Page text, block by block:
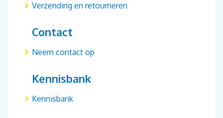
Verzending en retourneren
Contact
Neem contact op
Kennisbank
Kennisbank